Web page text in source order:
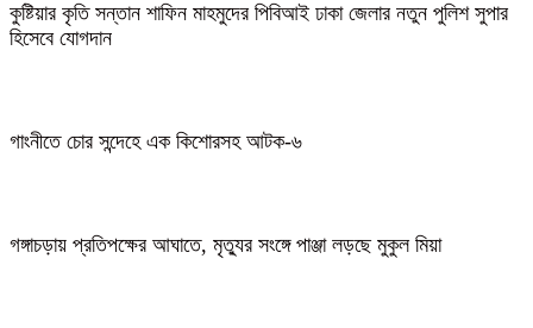
কুষ্টিয়ার কৃতি সন্তান শাফিন মাহমুদের পিবিআই ঢাকা জেলার নতুন পুলিশ সুপার
হিসেবে যোগদান
গাংনীতে চোর সন্দেহে এক কিশোরসহ আটক-৬
গঙ্গাচড়ায় প্রতিপক্ষের আঘাতে, মৃত্যুর সংঙ্গে পাঞ্জা লড়ছে মুকুল মিয়া